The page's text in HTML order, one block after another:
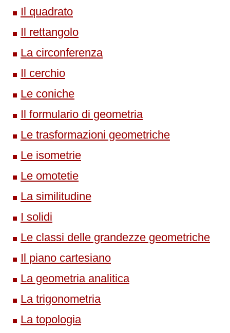
Il quadrato
Il rettangolo
La circonferenza
Il cerchio
Le coniche
Il formulario di geometria
Le trasformazioni geometriche
Le isometrie
Le omotetie
La similitudine
I solidi
Le classi delle grandezze geometriche
Il piano cartesiano
La geometria analitica
La trigonometria
La topologia